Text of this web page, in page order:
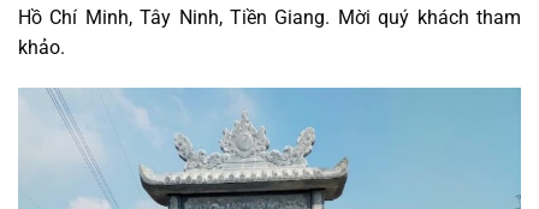
Hồ Chí Minh, Tây Ninh, Tiền Giang. Mời quý khách tham
khảo.